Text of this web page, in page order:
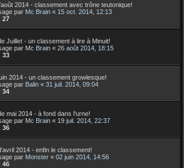
2014 - classement avec trône teutonique!
par Mc Brain « 15 oct. 2014, 12:13
27
Juillet - un classement à lire à Minuit!
par Mc Brain « 26 août 2014, 18:15
33
2014 - un classement growlesque!
par Balin « 31 juil. 2014, 09:04
34
mai 2014 - à fond dans l'urne!
par Mc Brain « 19 juil. 2014, 22:37
36
2014 - enfin le classement!
par Monster « 02 juin 2014, 14:56
46